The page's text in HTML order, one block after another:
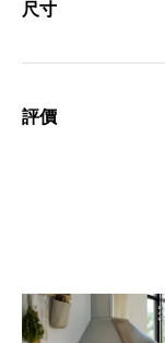
尺寸
評價